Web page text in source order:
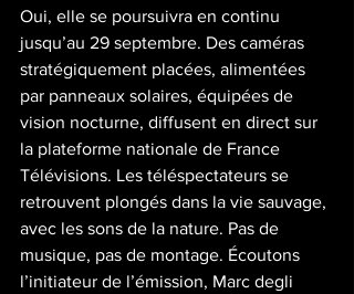
Oui, elle se poursuivra en continu
jusqu’au 29 septembre. Des caméras
stratégiquement placées, alimentées
par panneaux solaires, équipées de
vision nocturne, diffusent en direct sur
la plateforme nationale de France
Télévisions. Les téléspectateurs se
retrouvent plongés dans la vie sauvage,
avec les sons de la nature. Pas de
musique, pas de montage. Écoutons
l’initiateur de l’émission, Marc degli